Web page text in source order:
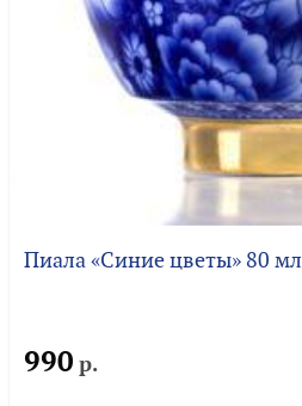
Пиала «Синие цветы» 80 мл
990 р.